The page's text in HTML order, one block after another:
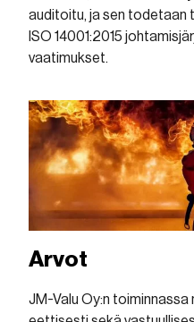
auditoitu, ja sen todetaan
ISO 14001:2015
vaatimukset.
Arvot
JM-Valu Oy:n